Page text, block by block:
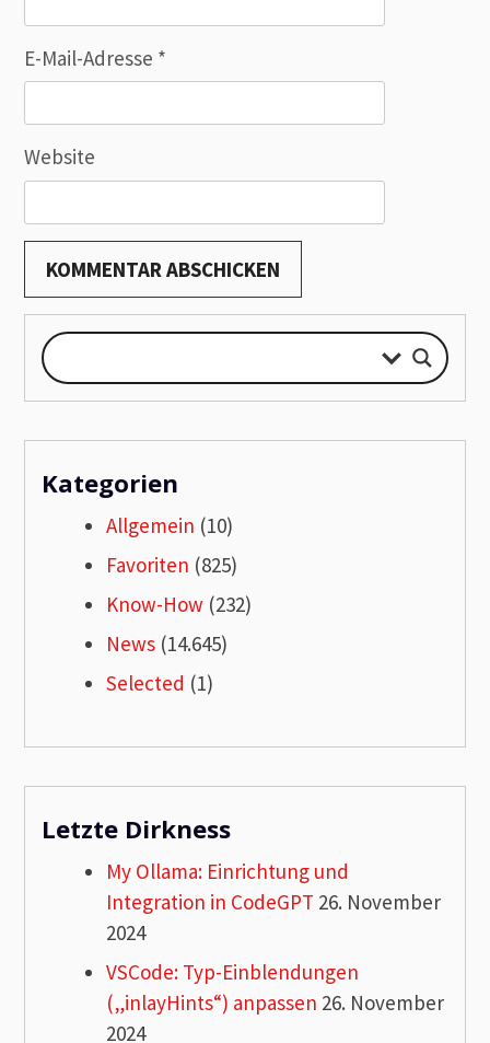
E-Mail-Adresse *
Website
Kategorien
Allgemein (10)
Favoriten (825)
Know-How (232)
News (14.645)
Selected (1)
Letzte Dirkness
My Ollama: Einrichtung und
Integration in CodeGPT 26. November
2024
VSCode: Typ-Einblendungen
(„inlayHints“) anpassen 26. November
2024